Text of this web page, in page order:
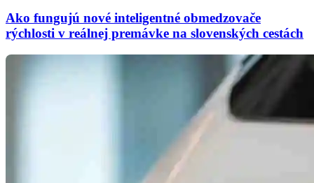
Ako fungujú nové inteligentné obmedzovače
rýchlosti v reálnej premávke na slovenských cestách